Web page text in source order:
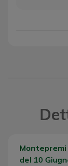
Montepremi
del 10